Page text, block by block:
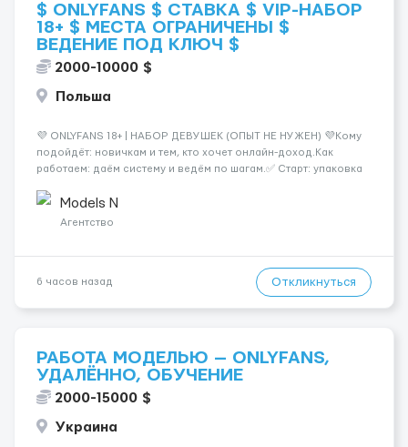
$ ONLYFANS $ СТАВКА $ VIP-НАБОР
18+ $ МЕСТА ОГРАНИЧЕНЫ $
ВЕДЕНИЕ ПОД КЛЮЧ $
2000-10000 $
Польша
💜 ONLYFANS 18+ | НАБОР ДЕВУШЕК (ОПЫТ НЕ НУЖЕН) 💜Кому
подойдёт: новичкам и тем, кто хочет онлайн-доход.Как
работаем: даём систему и ведём по шагам.✅ Старт: упаковка
🔒 Приватность: анонимность по желанию💸 Ориентир: от
$2000+ (зависит от регулярно...
Models N
Агентство
6 часов назад Откликнуться
РАБОТА МОДЕЛЬЮ — ONLYFANS,
УДАЛЁННО, ОБУЧЕНИЕ
2000-15000 $
Украина